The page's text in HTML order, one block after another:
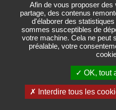
Afin de vous proposer
partage, des contenus
d'élaborer des
sommes susceptibles de
votre machine. Cela ne peut
préalable, votre
OK, tout
Interdire tous les
LETTRE
DU
Saisir votre adresse e-mail :
ARCHIVES
DÉSINSCRIRE